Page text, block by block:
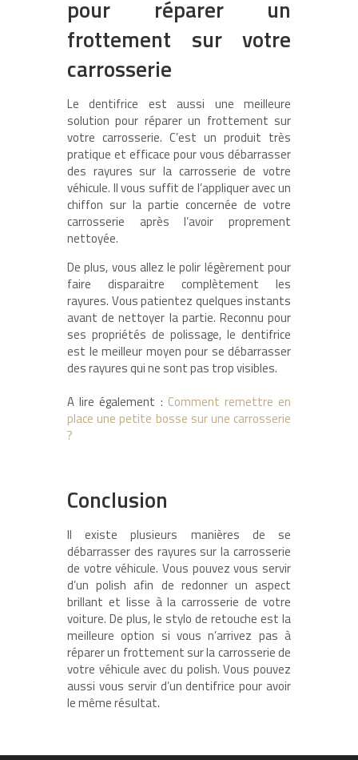
pour réparer un
frottement sur votre
carrosserie
Le dentifrice est aussi une meilleure
solution pour réparer un frottement sur
votre carrosserie. C’est un produit très
pratique et efficace pour vous débarrasser
des rayures sur la carrosserie de votre
véhicule. Il vous suffit de l’appliquer avec un
chiffon sur la partie concernée de votre
carrosserie après l’avoir proprement
nettoyée.
De plus, vous allez le polir légèrement pour
faire disparaitre complètement les
rayures. Vous patientez quelques instants
avant de nettoyer la partie. Reconnu pour
ses propriétés de polissage, le dentifrice
est le meilleur moyen pour se débarrasser
des rayures qui ne sont pas trop visibles.
A lire également : Comment remettre en
place une petite bosse sur une carrosserie
?
Conclusion
Il existe plusieurs manières de se
débarrasser des rayures sur la carrosserie
de votre véhicule. Vous pouvez vous servir
d’un polish afin de redonner un aspect
brillant et lisse à la carrosserie de votre
voiture. De plus, le stylo de retouche est la
meilleure option si vous n’arrivez pas à
réparer un frottement sur la carrosserie de
votre véhicule avec du polish. Vous pouvez
aussi vous servir d’un dentifrice pour avoir
le même résultat.